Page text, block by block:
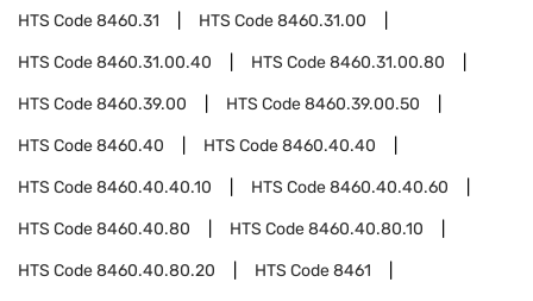
HTS Code8460.31 HTS Code8460.31.00
HTS Code8460.31.00.40 HTS Code8460.31.00.80
HTS Code8460.39.00 HTS Code8460.39.00.50
HTS Code8460.40 HTS Code8460.40.40
HTS Code8460.40.40.10 HTS Code8460.40.40.60
HTS Code8460.40.80 HTS Code8460.40.80.10
HTS Code8460.40.80.20 HTS Code8461